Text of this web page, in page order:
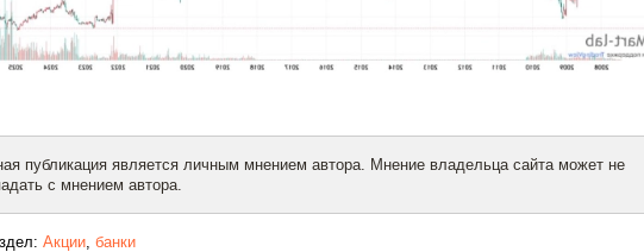
публикация является личным мнением автора. Мнение владельца сайта может не
с мнением автора.
Акции банки